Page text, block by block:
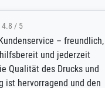
5 / 5
and customer
quality of the printing is
difficult to distinguish
thing; it will be my go-to